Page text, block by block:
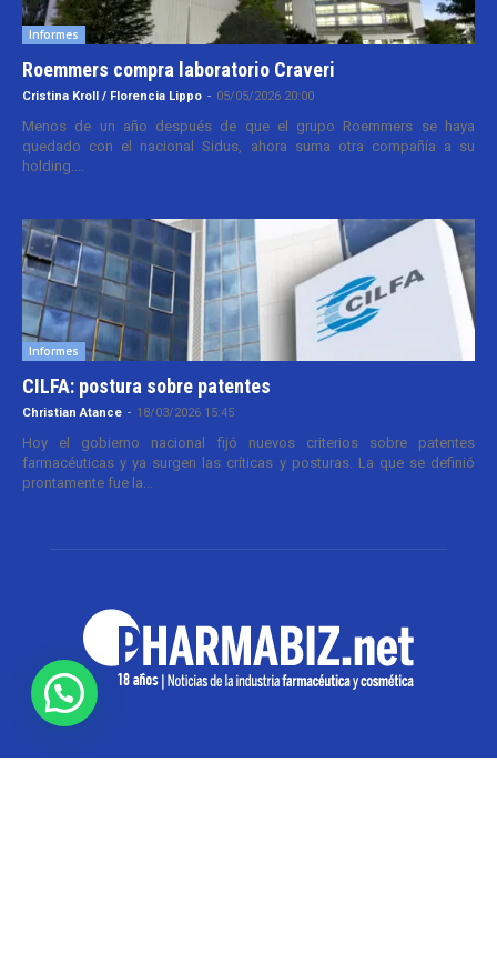
Informes
Roemmers compra laboratorio Craveri
Cristina Kroll / Florencia Lippo - 05/05/2026 20:00
Menos de un año después de que el grupo Roemmers se haya
quedado con el nacional Sidus, ahora suma otra compañía a su
holding....
Informes
CILFA: postura sobre patentes
Christian Atance - 18/03/2026 15:45
Hoy el gobierno nacional fijó nuevos criterios sobre patentes
farmacéuticas y ya surgen las críticas y posturas. La que se definió
prontamente fue la...